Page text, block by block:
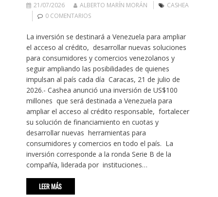
21/07/2026 ALBERTO MARÍN MORÁN
CASHEA
0 COMENTARIOS
La inversión se destinará a Venezuela para ampliar
el acceso al crédito, desarrollar nuevas soluciones
para consumidores y comercios venezolanos y
seguir ampliando las posibilidades de quienes
impulsan al país cada día Caracas, 21 de julio de
2026.- Cashea anunció una inversión de US$100
millones que será destinada a Venezuela para
ampliar el acceso al crédito responsable, fortalecer
su solución de financiamiento en cuotas y
desarrollar nuevas herramientas para
consumidores y comercios en todo el país. La
inversión corresponde a la ronda Serie B de la
compañía, liderada por instituciones…
LEER MÁS